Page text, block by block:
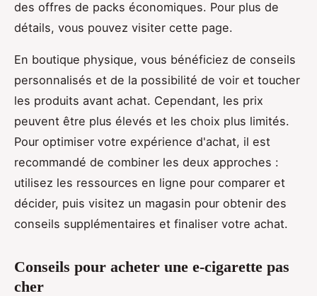
des offres de packs économiques. Pour plus de
détails, vous pouvez visiter cette page.
En boutique physique, vous bénéficiez de conseils
personnalisés et de la possibilité de voir et toucher
les produits avant achat. Cependant, les prix
peuvent être plus élevés et les choix plus limités.
Pour optimiser votre expérience d'achat, il est
recommandé de combiner les deux approches :
utilisez les ressources en ligne pour comparer et
décider, puis visitez un magasin pour obtenir des
conseils supplémentaires et finaliser votre achat.
Conseils pour acheter une e-cigarette pas
cher